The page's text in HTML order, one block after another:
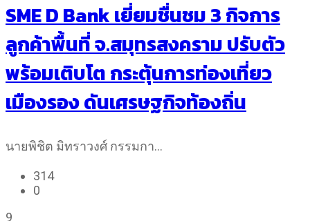
SME D Bank เยี่ยมชื่นชม 3 กิจการ
ลูกค้าพื้นที่ จ.สมุทรสงคราม ปรับตัว
พร้อมเติบโต กระตุ้นการท่องเที่ยว
เมืองรอง ดันเศรษฐกิจท้องถิ่น
นายพิชิต มิทราวงศ์ กรรมกา…
314
0
9